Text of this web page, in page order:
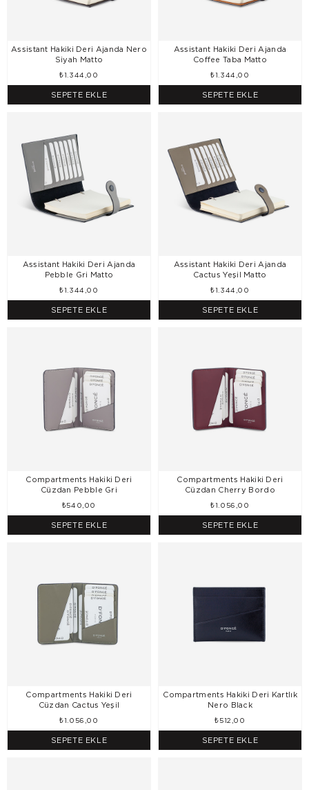
Assistant Hakiki Deri Ajanda Nero
Siyah Matto
₺1.344,00
SEPETE EKLE
Assistant Hakiki Deri Ajanda
Coffee Taba Matto
₺1.344,00
SEPETE EKLE
Assistant Hakiki Deri Ajanda
Pebble Gri Matto
₺1.344,00
SEPETE EKLE
Assistant Hakiki Deri Ajanda
Cactus Yeşil Matto
₺1.344,00
SEPETE EKLE
Compartments Hakiki Deri
Cüzdan Pebble Gri
₺540,00
SEPETE EKLE
Compartments Hakiki Deri
Cüzdan Cherry Bordo
₺1.056,00
SEPETE EKLE
Compartments Hakiki Deri
Cüzdan Cactus Yeşil
₺1.056,00
SEPETE EKLE
Compartments Hakiki Deri Kartlık
Nero Black
₺512,00
SEPETE EKLE